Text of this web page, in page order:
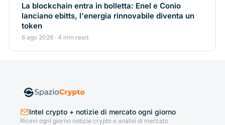
La blockchain entra in bolletta: Enel e Conio
lanciano ebitts, l'energia rinnovabile diventa un
token
6 ago 2026 · 4 min read
Intel crypto + notizie di mercato ogni giorno
Ricevi ogni giorno notizie crypto e analisi di mercato